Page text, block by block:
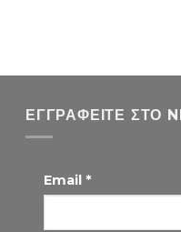
ΕΓΓΡΑΦΕΊΤΕ ΣΤΟ
Email *